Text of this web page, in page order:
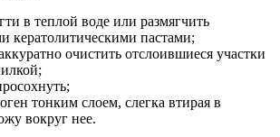
в теплой воде или размягчить
кератолитическими пастами;
очистить отслоившиеся участки
тонким слоем, слегка втирая в
вокруг нее.